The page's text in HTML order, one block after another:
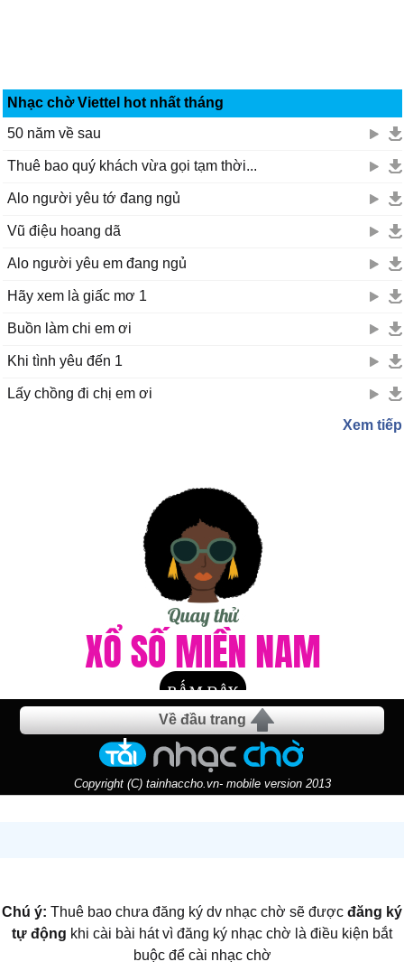
Nhạc chờ Viettel hot nhất tháng
50 năm về sau
Thuê bao quý khách vừa gọi tạm thời...
Alo người yêu tớ đang ngủ
Vũ điệu hoang dã
Alo người yêu em đang ngủ
Hãy xem là giấc mơ 1
Buồn làm chi em ơi
Khi tình yêu đến 1
Lấy chồng đi chị em ơi
Xem tiếp
Về đầu trang
Copyright (C) tainhaccho.vn- mobile version 2013
Chú ý: Thuê bao chưa đăng ký dv nhạc chờ sẽ được đăng ký
tự động khi cài bài hát vì đăng ký nhạc chờ là điều kiện bắt
buộc để cài nhạc chờ